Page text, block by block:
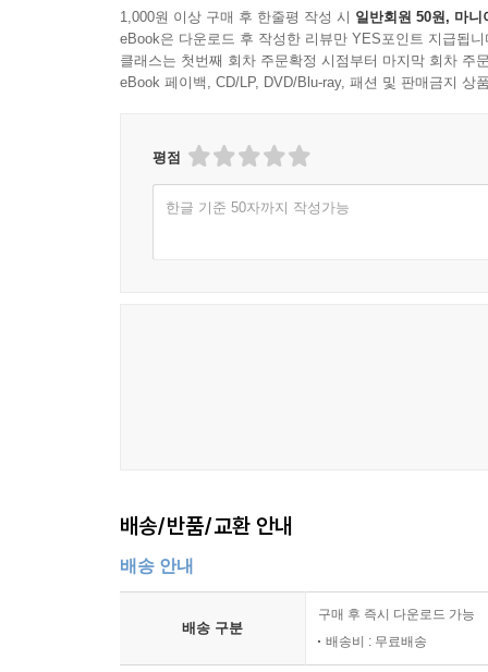
1,000원 이상 구매 후 한줄평 작성 시 일반회원 50원, 마니
eBook은 다운로드 후 작성한 리뷰만 YES포인트 지급됩니
클래스는 첫번째 회차 주문확정 시점부터 마지막 회차 주
eBook 페이백, CD/LP, DVD/Blu-ray, 패션 및 판매금지 상
평점
한글 기준 50자까지 작성가능
배송/반품/교환 안내
배송 안내
배송 구분
구매 후 즉시 다운로드 가능
배송비 : 무료배송